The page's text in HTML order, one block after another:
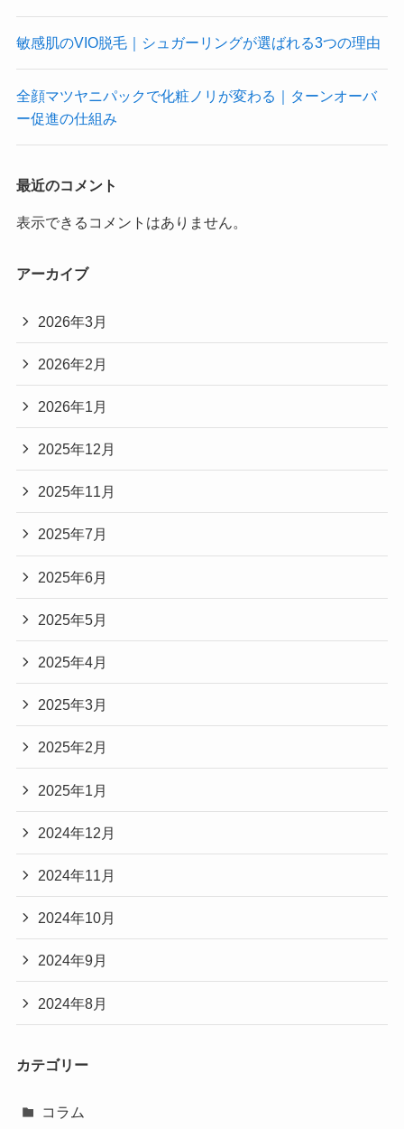
敏感肌のVIO脱毛｜シュガーリングが選ばれる3つの理由
全顔マツヤニパックで化粧ノリが変わる｜ターンオーバ
ー促進の仕組み
最近のコメント
表示できるコメントはありません。
アーカイブ
2026年3月
2026年2月
2026年1月
2025年12月
2025年11月
2025年7月
2025年6月
2025年5月
2025年4月
2025年3月
2025年2月
2025年1月
2024年12月
2024年11月
2024年10月
2024年9月
2024年8月
カテゴリー
コラム